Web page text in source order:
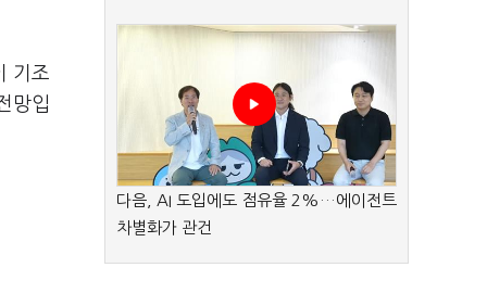
기조
망입
다음, AI 도입에도 점유율 2%…에이전트
차별화가 관건